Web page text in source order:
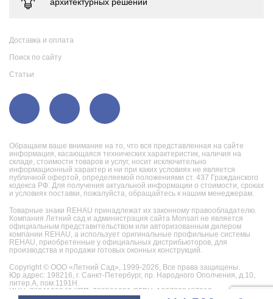
Обращаем ваше внимание на то, что вся представленная на сайте
информация, касающаяся технических характеристик, наличия на
складе, стоимости товаров и услуг, носит исключительно
информационный характер и ни при каких условиях не является
публичной офертой, определяемой положениями ст. 437 Гражданского
кодекса РФ. Для получения актуальной информации о стоимости, сроках
и условиях поставки, пожалуйста, обращайтесь к нашим менеджерам.
Товарные знаки REHAU принадлежат их законному правообладателю.
Компания Летний сад и администрация сайта Monsari не является
официальным представительством или авторизованным дилером
компании REHAU, а использует оригинальные профильные системы
REHAU, приобретенные у официальных дистрибьюторов, для
производства и продажи готовых оконных конструкций.
Copyright © ООО «Летний Сад», 1999-2026, Все права защищены.
Юр.адрес: 198216, г. Санкт-Петербург, пр. Народного Ополчения, д.10,
литер.А, пом.1191Н.
ИНН: 7804130242 КПП: 780501001 ОГРН: 1027802487019
Доставка и оплата
Поиск по сайту
Статьи